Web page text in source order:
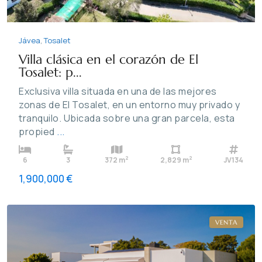
Jávea,Tosalet
Villa clásica en el corazón de El
Tosalet: p...
Exclusiva villa situada en una de las mejores
zonas de El Tosalet, en un entorno muy privado y
tranquilo. Ubicada sobre una gran parcela, esta
propied ...
6 3 372 m2 2,829 m2 JV134
1,900,000 €
Cumbre
del
Sol,
VENTA